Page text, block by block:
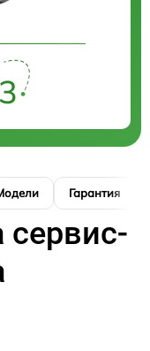
Гарантия